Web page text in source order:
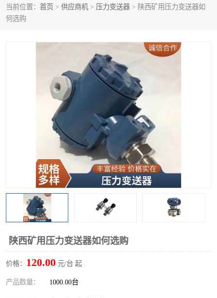
当前位置： 首页 > 供应商机 > 压力变送器 > 陕西矿用压力变送器如
何选购
陕西矿用压力变送器如何选购
价格： 120.00 元/台 起
产品数量： 1000.00台
位移传感器 差压变送器